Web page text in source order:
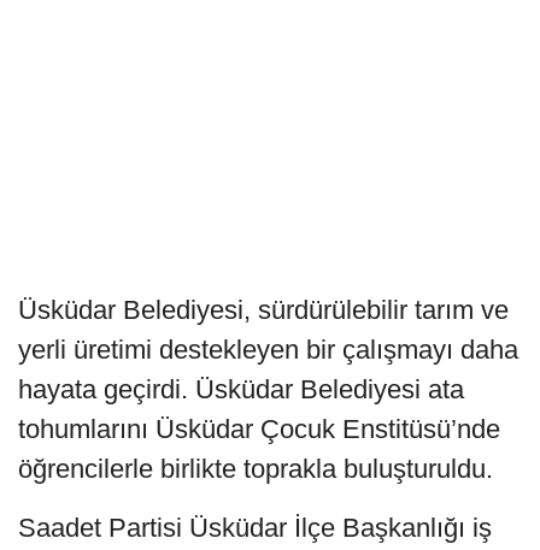
Üsküdar Belediyesi, sürdürülebilir tarım ve
yerli üretimi destekleyen bir çalışmayı daha
hayata geçirdi. Üsküdar Belediyesi ata
tohumlarını Üsküdar Çocuk Enstitüsü’nde
öğrencilerle birlikte toprakla buluşturuldu.
Saadet Partisi Üsküdar İlçe Başkanlığı iş